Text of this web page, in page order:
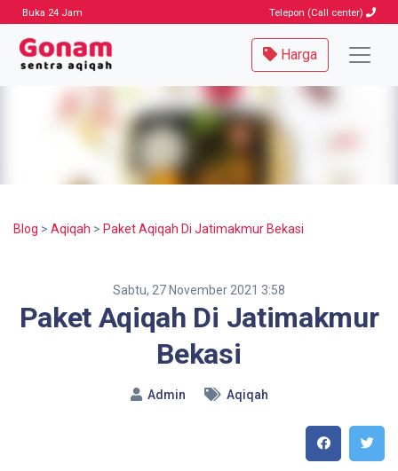
Buka 24 Jam Telepon (Call center)
Harga
Blog > Aqiqah > Paket Aqiqah Di Jatimakmur Bekasi
Sabtu, 27 November 2021 3:58
Paket Aqiqah Di Jatimakmur
Bekasi
Admin Aqiqah